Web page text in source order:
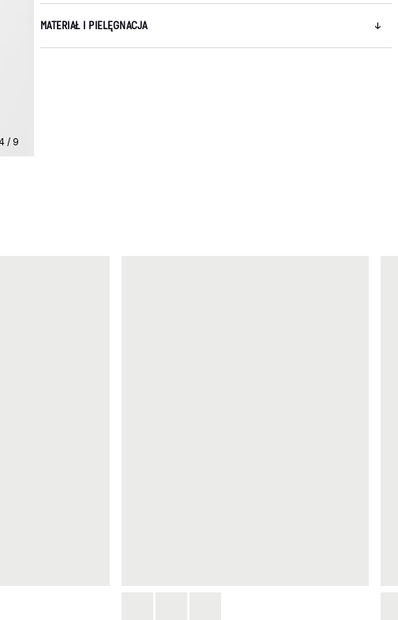
/ 9
MATERIAŁ I PIELĘGNACJA